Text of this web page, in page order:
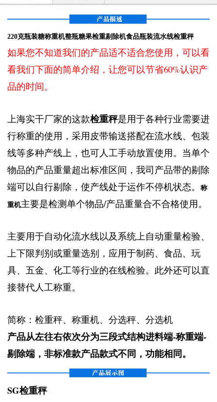
220克瓶装糖称重机整瓶糖果检重剔除机食品瓶装流水线检重秤
如果您不知道我们的产品适不适合您使用，可以看
看我们下面的简单介绍，让您可以节省60%认识产
品的时间。
上海实干厂家的这款检重秤是用于各种行业需要进
行称重的使用，采用皮带输送搭配在流水线、包装
线等多种产线上，也可人工手动放置使用。当单个
物品的产品重量超出标准区间，我司产品带的剔除
端可以自行剔除，使产线处于运作不停机状态。
称
重机主要是检测单个物品/产品重量合不合格使用。
主要用于自动化流水线以及系统上自动重量检验、
上下限判别或重量选别，应用于制药、食品、玩
具、五金、化工等行业的在线检验。此外还可以直
接替代人工称重。
简称：检重秤、称重机、分选秤、分选机
产品从左往右依次分为三段式结构进料端-称重端-
剔除端，非标准款产品款式不同，功能相同。
SG检重秤